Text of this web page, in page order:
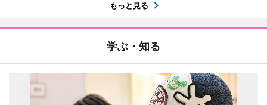
もっと見る
学ぶ・知る